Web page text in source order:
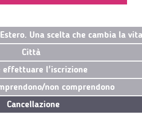
Una scelta che cambia la vita
Città
effettuare l'iscrizione
non comprendono
Cancellazione